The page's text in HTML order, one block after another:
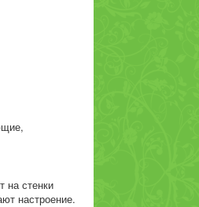
на стенки
настроение.